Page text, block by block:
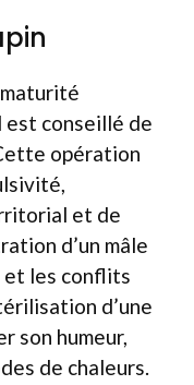
est conseillé de
opération
et de
d’un mâle
et les conflits
d’une
son humeur,
de chaleurs.